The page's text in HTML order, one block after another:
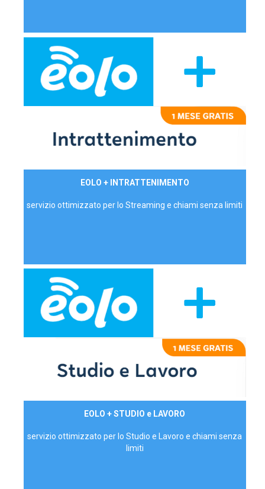
EOLO + INTRATTENIMENTO
servizio ottimizzato per lo Streaming e chiami senza limiti
EOLO + STUDIO e LAVORO
servizio ottimizzato per lo Studio e Lavoro e chiami senza
limiti